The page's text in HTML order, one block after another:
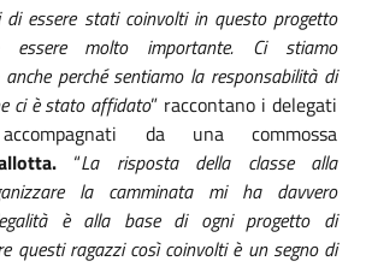
di essere stati coinvolti in questo progetto
essere molto importante. Ci stiamo
perché sentiamo la responsabilità di
ci è stato affidato” raccontano i delegati
da una commossa
“La risposta della classe alla
la camminata mi ha davvero
è alla base di ogni progetto di
questi ragazzi così coinvolti è un segno di